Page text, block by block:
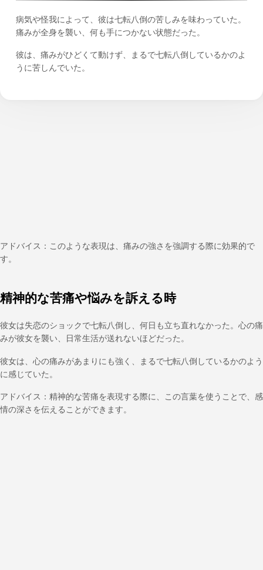
病気や怪我によって、彼は七転八倒の苦しみを味わっていた。
痛みが全身を襲い、何も手につかない状態だった。
彼は、痛みがひどくて動けず、まるで七転八倒しているかのよ
うに苦しんでいた。
アドバイス：このような表現は、痛みの強さを強調する際に効果的で
す。
精神的な苦痛や悩みを訴える時
彼女は失恋のショックで七転八倒し、何日も立ち直れなかった。心の痛
みが彼女を襲い、日常生活が送れないほどだった。
彼女は、心の痛みがあまりにも強く、まるで七転八倒しているかのよう
に感じていた。
アドバイス：精神的な苦痛を表現する際に、この言葉を使うことで、感
情の深さを伝えることができます。